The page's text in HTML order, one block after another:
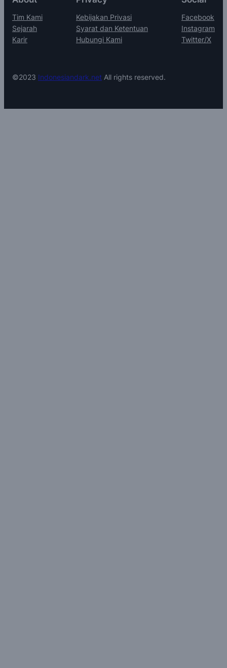
Tim Kami
Sejarah
Karir
Kebijakan Privasi
Syarat dan Ketentuan
Hubungi Kami
Facebook
Instagram
Twitter/X
©2023 Indonesiandark.net All rights reserved.